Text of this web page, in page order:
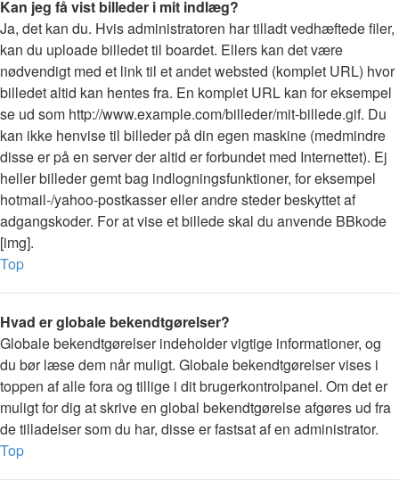
Kan jeg få vist billeder i mit indlæg?
Ja, det kan du. Hvis administratoren har tilladt vedhæftede filer,
kan du uploade billedet til boardet. Ellers kan det være
nødvendigt med et link til et andet websted (komplet URL) hvor
billedet altid kan hentes fra. En komplet URL kan for eksempel
se ud som http://www.example.com/billeder/mit-billede.gif. Du
kan ikke henvise til billeder på din egen maskine (medmindre
disse er på en server der altid er forbundet med Internettet). Ej
heller billeder gemt bag indlogningsfunktioner, for eksempel
hotmail-/yahoo-postkasser eller andre steder beskyttet af
adgangskoder. For at vise et billede skal du anvende BBkode
[img].
Top
Hvad er globale bekendtgørelser?
Globale bekendtgørelser indeholder vigtige informationer, og
du bør læse dem når muligt. Globale bekendtgørelser vises i
toppen af alle fora og tillige i dit brugerkontrolpanel. Om det er
muligt for dig at skrive en global bekendtgørelse afgøres ud fra
de tilladelser som du har, disse er fastsat af en administrator.
Top